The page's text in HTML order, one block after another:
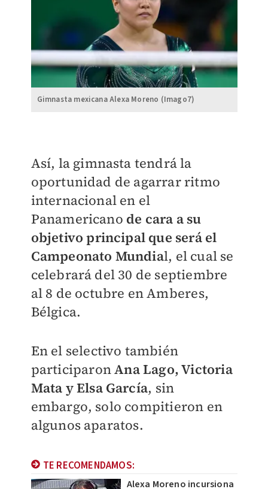
Gimnasta mexicana Alexa Moreno (Imago7)
Así, la gimnasta tendrá la
oportunidad de agarrar ritmo
internacional en el
Panamericano de cara a su
objetivo principal que será el
Campeonato Mundial, el cual se
celebrará del 30 de septiembre
al 8 de octubre en Amberes,
Bélgica.
En el selectivo también
participaronAna Lago, Victoria
Mata y Elsa García, sin
embargo, solo compitieron en
algunos aparatos.
TE RECOMENDAMOS:
Alexa Moreno incursiona